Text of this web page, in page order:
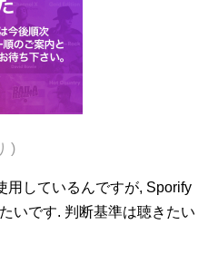
)
用しているんですが, Sporify
いです. 判断基準は聴きたい